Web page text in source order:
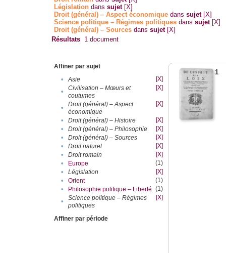
Législation danssujet [X]
Droit (général) – Aspect économique danssujet [X]
Science politique – Régimes politiques danssujet [X]
Droit (général) – Sources danssujet [X]
Résultats 1 document
Affiner par sujet
•
Asie
[X]
•
Civilisation – Mœurs et
coutumes
[X]
•
Droit (général) – Aspect
économique
[X]
• Droit (général) – Histoire
[X]
•
Droit (général) – Philosophie
[X]
•
Droit (général) – Sources
[X]
•
Droit naturel
[X]
•
Droit romain
[X]
•
Europe
(1)
•
Législation
[X]
•
Orient
(1)
•
Philosophie politique – Liberté (1)
•
Science politique – Régimes
politiques
[X]
Affiner par période
1